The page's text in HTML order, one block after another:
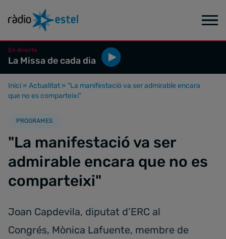
En directe
La Missa de cada dia
Inici » Actualitat » "La manifestació va ser admirable encara
que no es comparteixi"
PROGRAMES
"La manifestació va ser
admirable encara que no es
comparteixi"
Joan Capdevila, diputat d’ERC al
Congrés, Mònica Lafuente, membre de